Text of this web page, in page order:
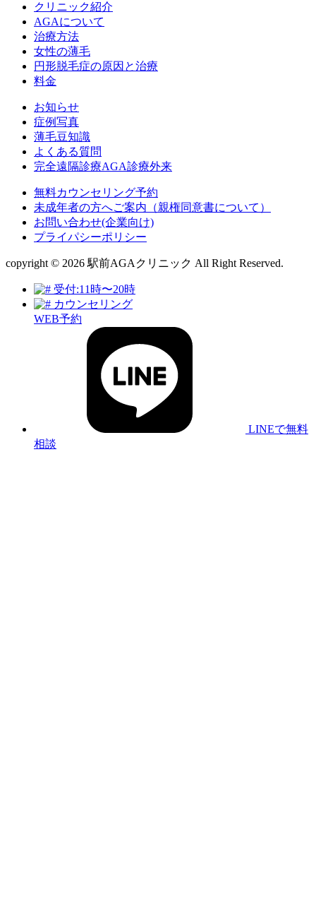
クリニック紹介
AGAについて
治療方法
女性の薄毛
円形脱毛症の原因と治療
料金
お知らせ
症例写真
薄毛豆知識
よくある質問
完全遠隔診療AGA診療外来
無料カウンセリング予約
未成年者の方へご案内（親権同意書について）
お問い合わせ(企業向け)
プライパシーポリシー
copyright © 2026 駅前AGAクリニック All Right Reserved.
受付:11時〜20時
カウンセリング
WEB予約
LINEで無料
相談